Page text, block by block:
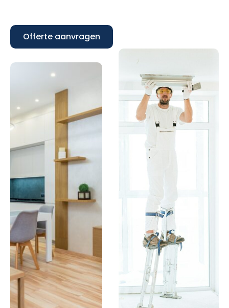
Offerte aanvragen